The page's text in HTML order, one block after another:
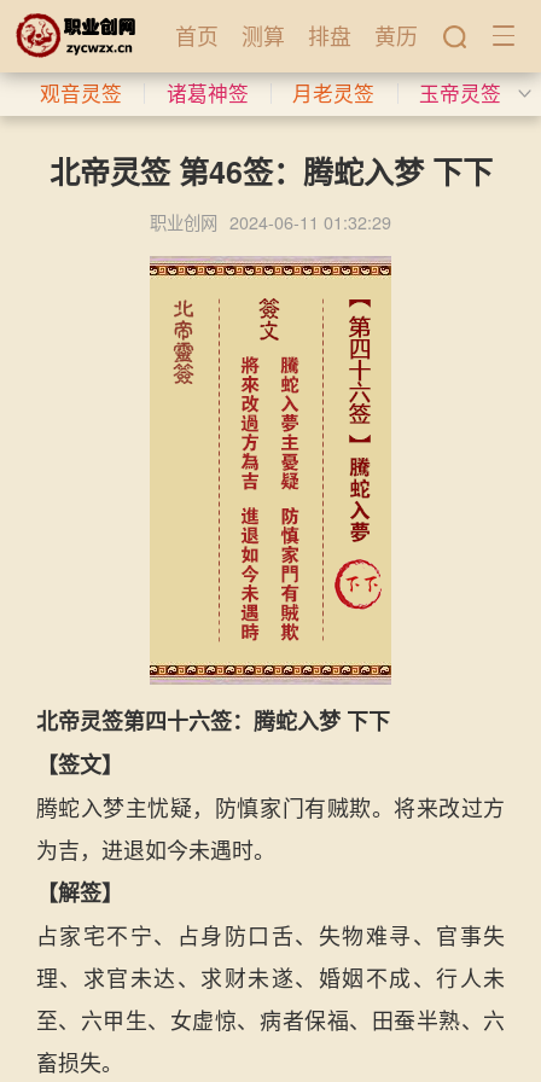
首页 测算 排盘 黄历
观音灵签 诸葛神签 月老灵签 玉帝灵签
北帝灵签 第46签：腾蛇入梦 下下
职业创网 2024-06-11 01:32:29
北帝灵签第四十六签：腾蛇入梦 下下
【签文】
腾蛇入梦主忧疑，防慎家门有贼欺。将来改过方
为吉，进退如今未遇时。
【解签】
占家宅不宁、占身防口舌、失物难寻、官事失
理、求官未达、求财未遂、婚姻不成、行人未
至、六甲生、女虚惊、病者保福、田蚕半熟、六
畜损失。